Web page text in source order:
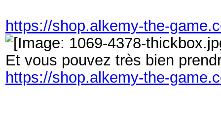
https://shop.alkemy-the-
Et vous pouvez très bien
https://shop.alkemy-the-